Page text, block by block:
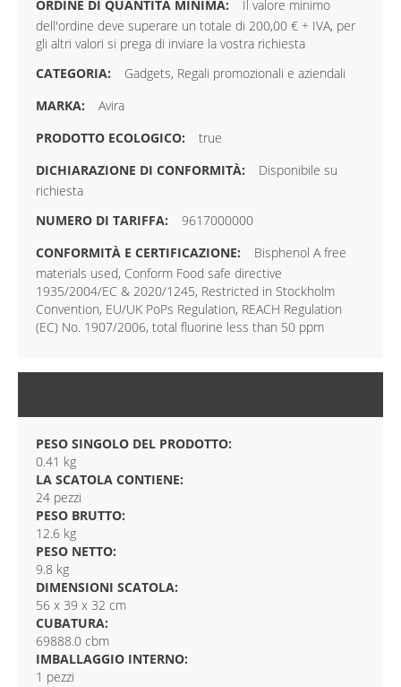
Il valore minimo
dell'ordine deve superare un totale di 200,00 € + IVA, per
gli altri valori si prega di inviare la vostra richiesta
Gadgets, Regali promozionali e aziendali
Avira
true
Disponibile su
richiesta
9617000000
Bisphenol A free
materials used, Conform Food safe directive
1935/2004/EC & 2020/1245, Restricted in Stockholm
Convention, EU/UK PoPs Regulation, REACH Regulation
(EC) No. 1907/2006, total fluorine less than 50 ppm
PESO SINGOLO DEL PRODOTTO:
0.41 kg
LA SCATOLA CONTIENE:
24 pezzi
PESO BRUTTO:
12.6 kg
PESO NETTO:
9.8 kg
DIMENSIONI SCATOLA:
56 x 39 x 32 cm
CUBATURA:
69888.0 cbm
IMBALLAGGIO INTERNO:
1 pezzi